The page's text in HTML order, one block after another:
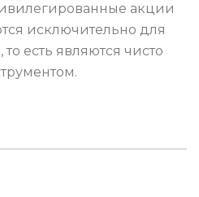
акции
исключительно для
есть являются чисто